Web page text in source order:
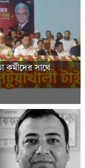
কর্মীদের সাথে